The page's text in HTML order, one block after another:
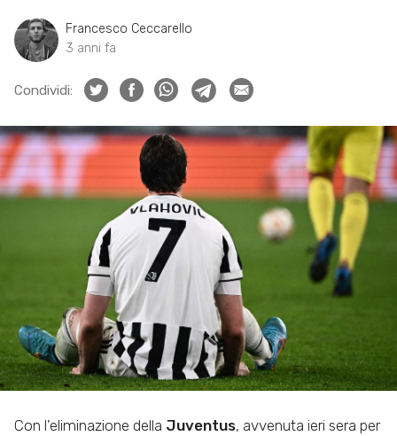
Francesco Ceccarello
3 anni fa
Condividi:
Con l’eliminazione della Juventus, avvenuta ieri sera per